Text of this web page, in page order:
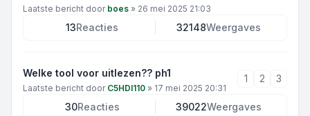
Laatste bericht door boes » 26 mei 2025 21:03
13Reacties 32148Weergaves
Welke tool voor uitlezen?? ph1
Laatste bericht door C5HDI110 » 17 mei 2025 20:31
1 2 3
30Reacties 39022Weergaves